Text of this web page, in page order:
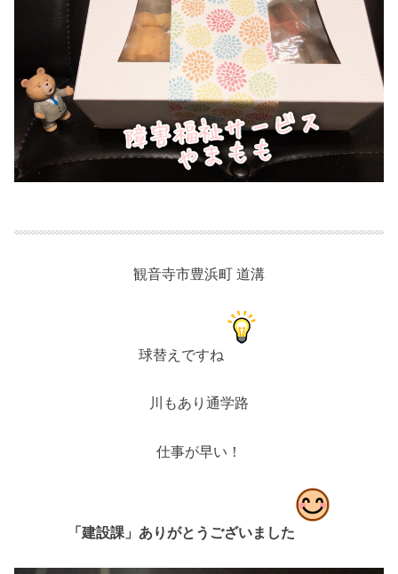
観音寺市豊浜町 道溝
球替えですね
川もあり通学路
仕事が早い！
「建設課」ありがとうございました